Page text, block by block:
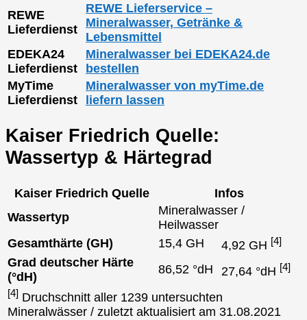
REWE
Lieferdienst
REWE Lieferservice –
Mineralwasser, Getränke &
Lebensmittel
EDEKA24
Lieferdienst
Mineralwasser bei EDEKA24.de
bestellen
MyTime
Lieferdienst
Mineralwasser von myTime.de
liefern lassen
Kaiser Friedrich Quelle:
Wassertyp & Härtegrad
Kaiser Friedrich Quelle
Infos
Wassertyp
Mineralwasser /
Heilwasser
Gesamthärte (GH)
15,4 GH 4,92 GH [4]
Grad deutscher Härte
(°dH)
86,52 °dH 27,64 °dH [4]
[4] Druchschnitt aller 1239 untersuchten
Mineralwässer / zuletzt aktualisiert am 31.08.2021